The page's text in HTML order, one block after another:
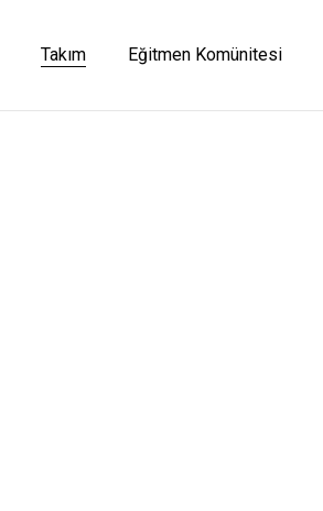
Takım Eğitmen Komünitesi